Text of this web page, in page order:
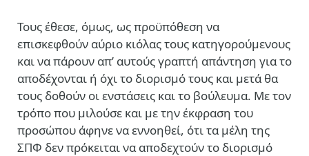
Τους έθεσε, όμως, ως προϋπόθεση να
επισκεφθούν αύριο κιόλας τους κατηγορούμενους
και να πάρουν απ’ αυτούς γραπτή απάντηση για το
αποδέχονται ή όχι το διορισμό τους και μετά θα
τους δοθούν οι ενστάσεις και το βούλευμα. Με τον
τρόπο που μιλούσε και με την έκφραση του
προσώπου άφηνε να εννοηθεί, ότι τα μέλη της
ΣΠΦ δεν πρόκειται να αποδεχτούν το διορισμό